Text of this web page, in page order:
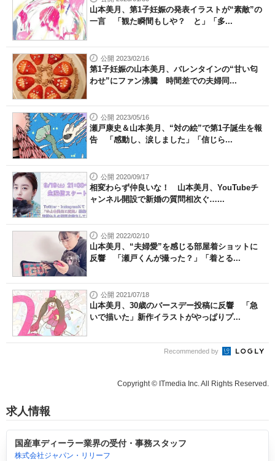
山本美月、第1子妊娠の発表イラストが“素敵”の
一言 「観た瞬間もしや？ と」「多...
公開 2023/02/16
第1子妊娠の山本美月、バレンタインの“甘い匂
わせ”にファン沸騰 時間差での夫婦同...
公開 2023/05/16
瀬戸康史＆山本美月、“対の絵”で第1子誕生を報
告 「感動し、涙しました」「信じら...
公開 2020/09/17
相変わらず仲良いな！ 山本美月、YouTubeチ
ャンネル開設で新婚の質問相次ぐ…...
公開 2022/02/10
山本美月、“夫婦愛”を感じる部屋着ショットに
反響 「瀬戸くんが撮った？」「着とる...
公開 2021/07/18
山本美月、30歳のバースデー投稿に反響 「急
いで描いた」新作イラストがやっぱりプ...
Recommended by
Copyright © ITmedia Inc. All Rights Reserved.
求人情報
国産車ディーラー業界の受付・事務スタッフ
株式会社ジャパン・リリーフ